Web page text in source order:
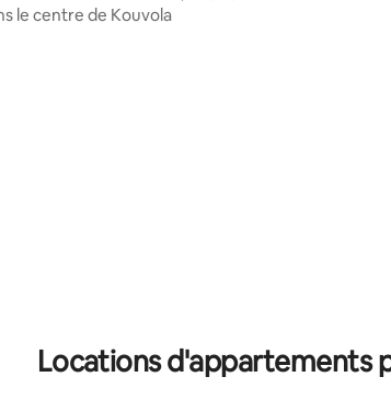
le centre de Kouvola
Locations d'appartements